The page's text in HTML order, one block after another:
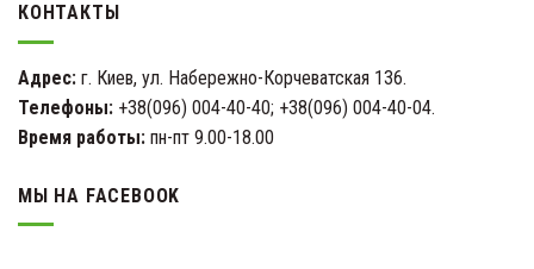
КОНТАКТЫ
Адрес: г. Киев, ул. Набережно-Корчеватская 136.
Телефоны: +38(096) 004-40-40; +38(096) 004-40-04.
Время работы: пн-пт 9.00-18.00
МЫ НА FACEBOOK